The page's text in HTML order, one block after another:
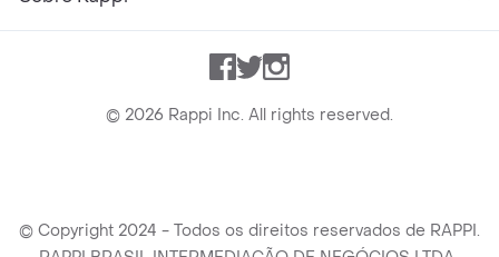
Facebook
TwitterInstagram
© 2026 Rappi Inc. All rights reserved.
© Copyright 2024 - Todos os direitos reservados de RAPPI.